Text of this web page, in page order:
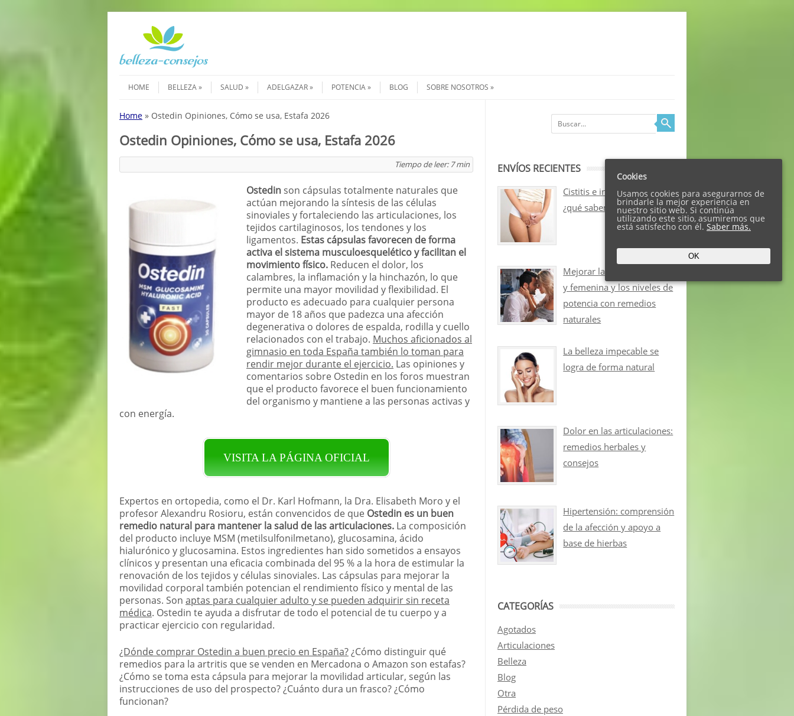
Menú
HOME
BELLEZA SALUD ADELGAZAR POTENCIA BLOG SOBRE NOSOTROS
Home » Ostedin Opiniones, Cómo se usa, Estafa 2026
Ostedin Opiniones, Cómo se usa, Estafa 2026
Tiempo de leer: 7 min
Ostedin son cápsulas totalmente naturales que
actúan mejorando la síntesis de las células
sinoviales y fortaleciendo las articulaciones, los
tejidos cartilaginosos, los tendones y los
ligamentos. Estas cápsulas favorecen de forma
activa el sistema musculoesquelético y facilitan el
movimiento físico. Reducen el dolor, los
calambres, la inflamación y la hinchazón, lo que
permite una mayor movilidad y flexibilidad. El
producto es adecuado para cualquier persona
mayor de 18 años que padezca una afección
degenerativa o dolores de espalda, rodilla y cuello
relacionados con el trabajo. Muchos aficionados al
gimnasio en toda España también lo toman para
rendir mejor durante el ejercicio. Las opiniones y
comentarios sobre Ostedin en los foros muestran
que el producto favorece el buen funcionamiento
del organismo y mantiene a las personas activas y
con energía.
VISITA LA PÁGINA OFICIAL
Expertos en ortopedia, como el Dr. Karl Hofmann, la Dra. Elisabeth Moro y el
profesor Alexandru Rosioru, están convencidos de que Ostedin es un buen
remedio natural para mantener la salud de las articulaciones. La composición
del producto incluye MSM (metilsulfonilmetano), glucosamina, ácido
hialurónico y glucosamina. Estos ingredientes han sido sometidos a ensayos
clínicos y presentan una eficacia combinada del 95 % a la hora de estimular la
renovación de los tejidos y células sinoviales. Las cápsulas para mejorar la
movilidad corporal también potencian el rendimiento físico y mental de las
personas. Son aptas para cualquier adulto y se pueden adquirir sin receta
médica. Ostedin te ayuda a disfrutar de todo el potencial de tu cuerpo y a
practicar ejercicio con regularidad.
¿Dónde comprar Ostedin a buen precio en España?¿Cómo distinguir qué
remedios para la artritis que se venden en Mercadona o Amazon son estafas?
¿Cómo se toma esta cápsula para mejorar la movilidad articular, según las
instrucciones de uso del prospecto? ¿Cuánto dura un frasco? ¿Cómo
funcionan?
ENVÍOS RECIENTES
Cistitis e incontinencia:
¿qué sabemos sobre ellos?
Mejorar la libido masculina
y femenina y los niveles de
potencia con remedios
naturales
La belleza impecable se
logra de forma natural
Dolor en las articulaciones:
remedios herbales y
consejos
Hipertensión: comprensión
de la afección y apoyo a
base de hierbas
CATEGORÍAS
Agotados
Articulaciones
Belleza
Blog
Otra
Pérdida de peso
Cookies
Usamos cookies para asegurarnos de
brindarle la mejor experiencia en
nuestro sitio web. Si continúa
utilizando este sitio, asumiremos que
está satisfecho con él. Saber más.
OK